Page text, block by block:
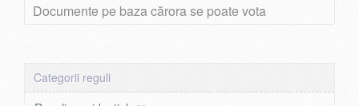
Documente pe baza cărora se poate vota